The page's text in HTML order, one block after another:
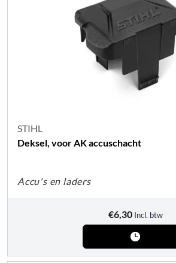
STIHL
Deksel, voor AK accuschacht
Accu's en laders
€6,30 Incl. btw